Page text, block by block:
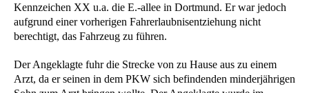
Kennzeichen XX u.a. die E.-allee in Dortmund. Er war jedoch
aufgrund einer vorherigen Fahrerlaubnisentziehung nicht
berechtigt, das Fahrzeug zu führen.
Der Angeklagte fuhr die Strecke von zu Hause aus zu einem
Arzt, da er seinen in dem PKW sich befindenden minderjährigen